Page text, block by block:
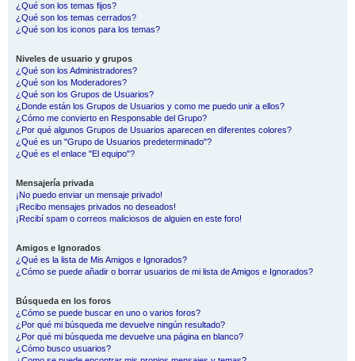
¿Qué son los temas fijos?
¿Qué son los temas cerrados?
¿Qué son los iconos para los temas?
Niveles de usuario y grupos
¿Qué son los Administradores?
¿Qué son los Moderadores?
¿Qué son los Grupos de Usuarios?
¿Donde están los Grupos de Usuarios y como me puedo unir a ellos?
¿Cómo me convierto en Responsable del Grupo?
¿Por qué algunos Grupos de Usuarios aparecen en diferentes colores?
¿Qué es un "Grupo de Usuarios predeterminado"?
¿Qué es el enlace "El equipo"?
Mensajería privada
¡No puedo enviar un mensaje privado!
¡Recibo mensajes privados no deseados!
¡Recibí spam o correos maliciosos de alguien en este foro!
Amigos e Ignorados
¿Qué es la lista de Mis Amigos e Ignorados?
¿Cómo se puede añadir o borrar usuarios de mi lista de Amigos e Ignorados?
Búsqueda en los foros
¿Cómo se puede buscar en uno o varios foros?
¿Por qué mi búsqueda me devuelve ningún resultado?
¿Por qué mi búsqueda me devuelve una página en blanco?
¿Cómo busco usuarios?